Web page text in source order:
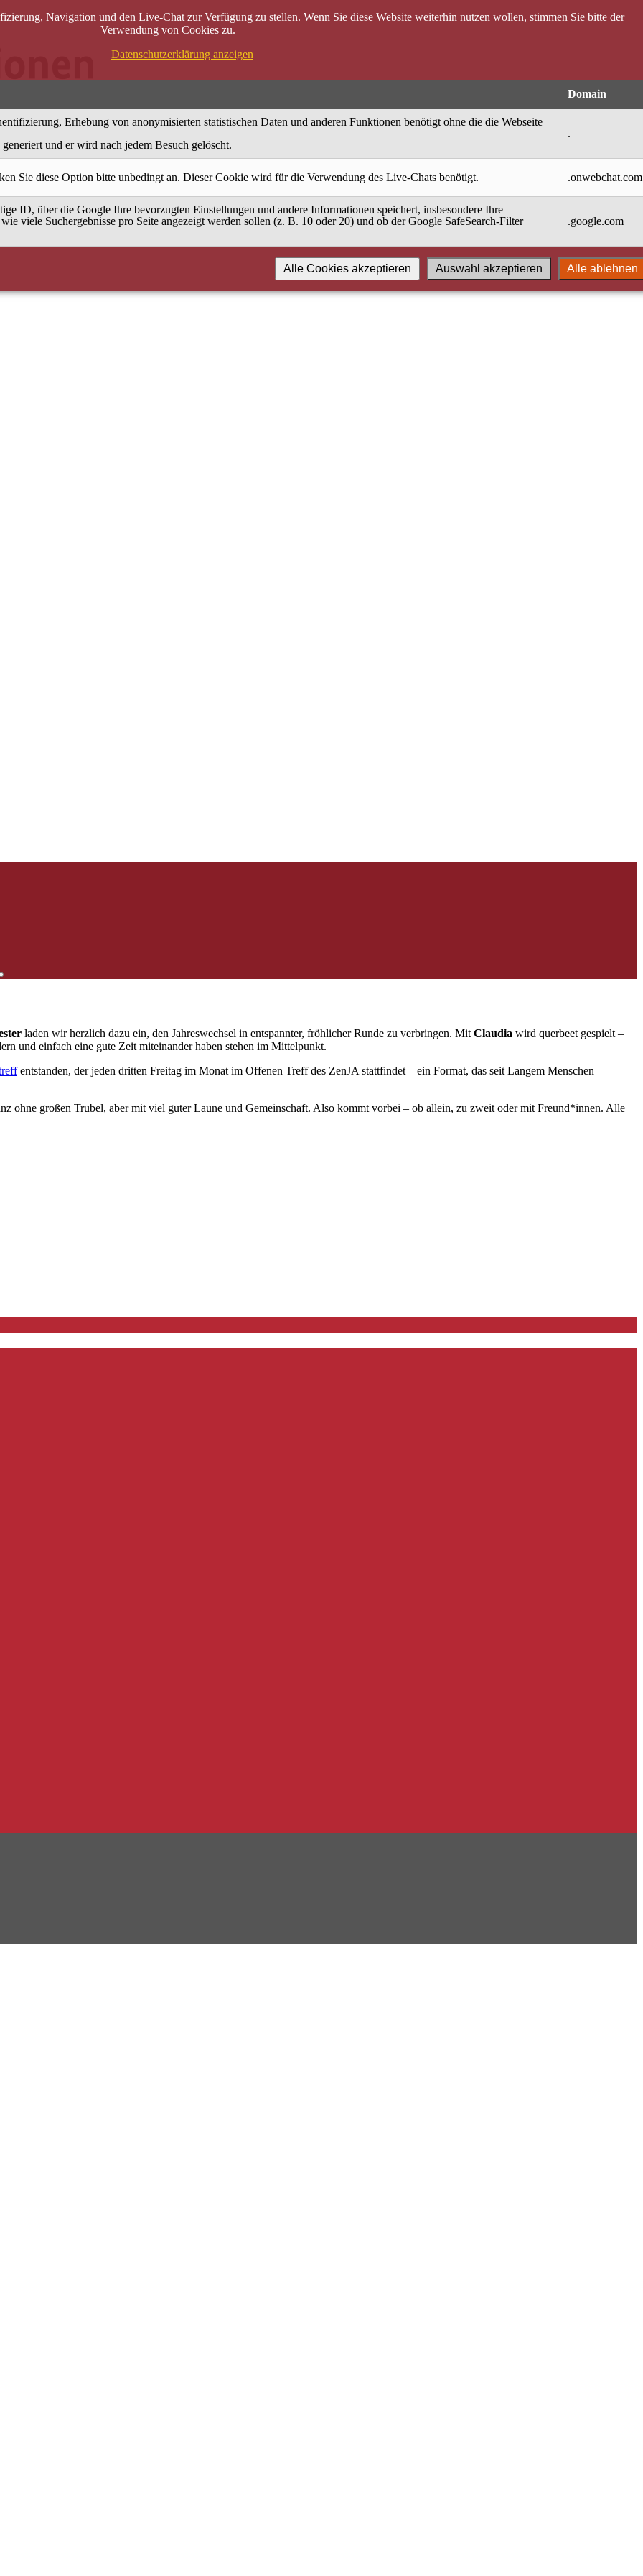
laden wir herzlich dazu ein, den Jahreswechsel in entspannter, fröhlicher Runde zu verbringen. Mit Claudia wird querbeet gespielt –
und einfach eine gute Zeit miteinander haben stehen im Mittelpunkt.
entstanden, der jeden dritten Freitag im Monat im Offenen Treff des ZenJA stattfindet – ein Format, das seit Langem Menschen
ohne großen Trubel, aber mit viel guter Laune und Gemeinschaft. Also kommt vorbei – ob allein, zu zweit oder mit Freund*innen. Alle
Navigation und den Live-Chat zur Verfügung zu stellen. Wenn Sie diese Website weiterhin nutzen wollen, stimmen Sie bitte der
Verwendung von Cookies zu.
Datenschutzerklärung anzeigen
Domain
Erhebung von anonymisierten statistischen Daten und anderen Funktionen benötigt ohne die die Webseite
und er wird nach jedem Besuch gelöscht.
.
Sie diese Option bitte unbedingt an. Dieser Cookie wird für die Verwendung des Live-Chats benötigt. .onwebchat.com
ID, über die Google Ihre bevorzugten Einstellungen und andere Informationen speichert, insbesondere Ihre
viele Suchergebnisse pro Seite angezeigt werden sollen (z. B. 10 oder 20) und ob der Google SafeSearch-Filter
.google.com
Alle ablehnen
Auswahl akzeptieren
Alle Cookies akzeptieren